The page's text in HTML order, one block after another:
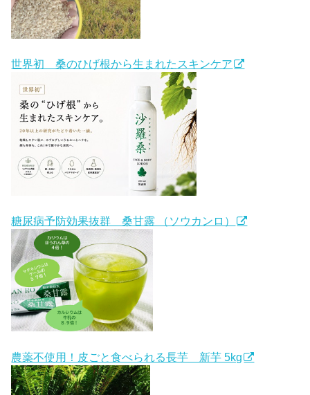
世界初 桑のひげ根から生まれたスキンケア
糖尿病予防効果抜群 桑甘露 （ソウカンロ）
農薬不使用！皮ごと食べられる長芋 新芋 5kg